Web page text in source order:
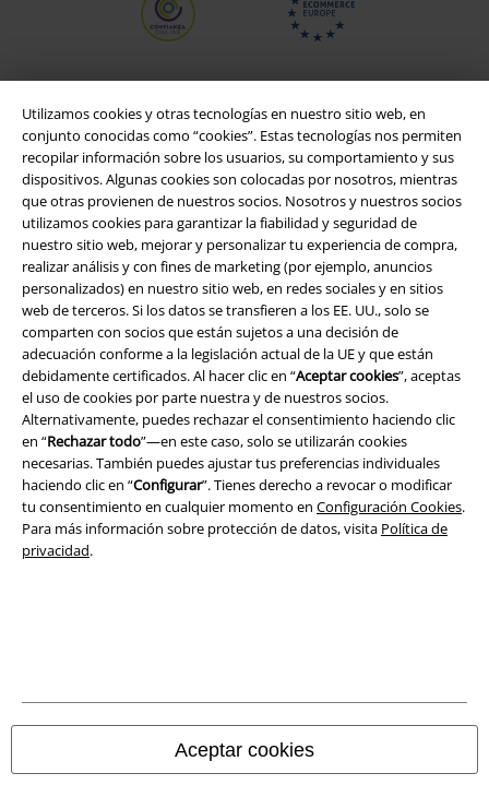
Utilizamos cookies y otras tecnologías en nuestro sitio web, en
conjunto conocidas como “cookies”. Estas tecnologías nos permiten
recopilar información sobre los usuarios, su comportamiento y sus
dispositivos. Algunas cookies son colocadas por nosotros, mientras
que otras provienen de nuestros socios. Nosotros y nuestros socios
utilizamos cookies para garantizar la fiabilidad y seguridad de
nuestro sitio web, mejorar y personalizar tu experiencia de compra,
realizar análisis y con fines de marketing (por ejemplo, anuncios
personalizados) en nuestro sitio web, en redes sociales y en sitios
web de terceros. Si los datos se transfieren a los EE. UU., solo se
comparten con socios que están sujetos a una decisión de
adecuación conforme a la legislación actual de la UE y que están
debidamente certificados. Al hacer clic en “Aceptar cookies”, aceptas
el uso de cookies por parte nuestra y de nuestros socios.
Alternativamente, puedes rechazar el consentimiento haciendo clic
en “Rechazar todo”—en este caso, solo se utilizarán cookies
necesarias. También puedes ajustar tus preferencias individuales
haciendo clic en “Configurar”. Tienes derecho a revocar o modificar
tu consentimiento en cualquier momento en Configuración Cookies.
Para más información sobre protección de datos, visita Política de
privacidad.
Aceptar cookies
Legal
Términos y Condiciones
Aviso Legal
Ley protección de datos
Eliminación de residuos y protección del medioambiente
Declaración de Conformidad
Información sobre accesibilidad